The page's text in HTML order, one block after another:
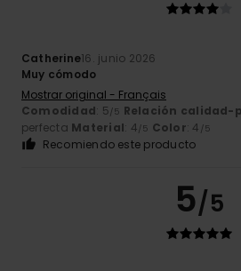
Catherine16. junio 2026
Muy cómodo
Mostrar original - Français
Comodidad: 5/5 Relación calidad-
perfecta Material: 4/5 Color: 4 /5
Recomiendo este producto
5/5